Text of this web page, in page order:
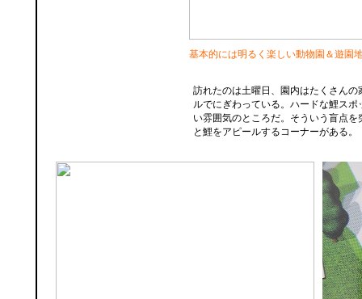
基本的には明るく楽しい動物園＆遊園
訪れたのは土曜日、園内はたくさんの
ルでにぎわっている。ハードな鯉スポ
い雰囲気のところだ。そういう盲点を
と鯉をアピールするコーナーがある。